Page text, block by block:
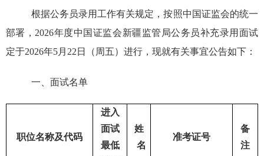
根据公务员录用工作有关规定，按照中国证监会的统一
部署，2026年度中国证监会新疆监管局公务员补充录用 面试
定于2026年5月 22日（周五）进行，现就有关事宜公告如下：
一、面试名单
职位名称及代码
进入
面试
最低
姓
名
准考证号
备
注